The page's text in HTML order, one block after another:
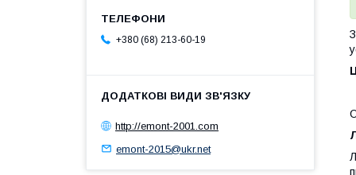
+380 (68) 213-60-19
http://emont-2001.com
emont-2015@ukr.net